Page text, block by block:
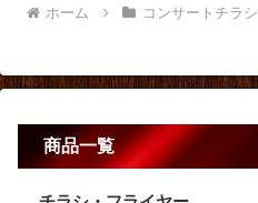
ホーム コンサートチラシ
商品一覧